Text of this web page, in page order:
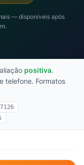
— disponíveis após
positiva.
telefone. Formatos